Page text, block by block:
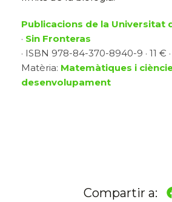
Publicacions de la Universitat
· Sin Fronteras
· ISBN 978-84-370-8940-9 · 11 €
Matèria: Matemàtiques i
desenvolupament
Compartir a: